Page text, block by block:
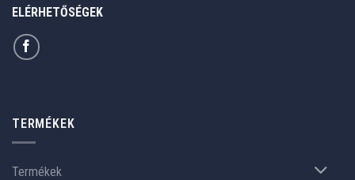
ELÉRHETŐSÉGEK
TERMÉKEK
Termékek